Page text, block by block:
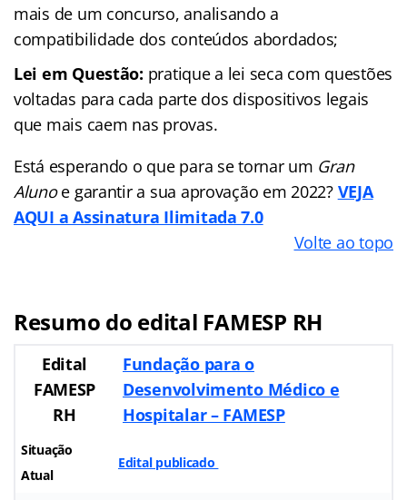
mais de um concurso, analisando a
compatibilidade dos conteúdos abordados;
Lei em Questão: pratique a lei seca com questões
voltadas para cada parte dos dispositivos legais
que mais caem nas provas.
Está esperando o que para se tornar um Gran
Alunoe garantir a sua aprovação em 2022? VEJA
AQUI a Assinatura Ilimitada 7.0
Volte ao topo
Resumo do edital FAMESP RH
Edital
FAMESP
RH
Fundação para o
Desenvolvimento Médico e
Hospitalar – FAMESP
Situação
Atual
Edital publicado